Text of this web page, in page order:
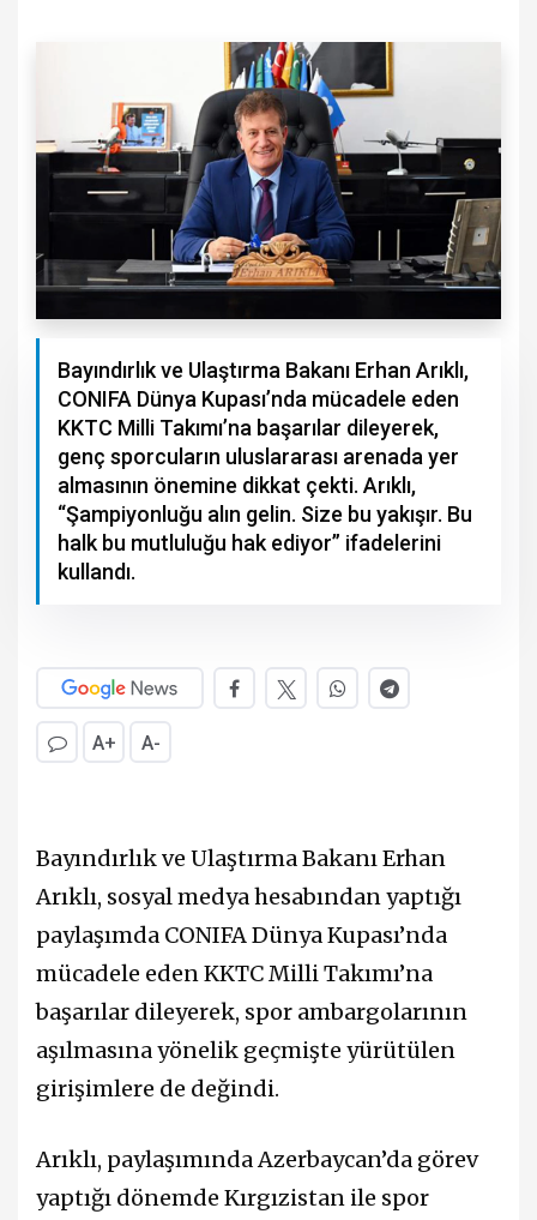
Bayındırlık ve Ulaştırma Bakanı Erhan Arıklı,
CONIFA Dünya Kupası’nda mücadele eden
KKTC Milli Takımı’na başarılar dileyerek,
genç sporcuların uluslararası arenada yer
almasının önemine dikkat çekti. Arıklı,
“Şampiyonluğu alın gelin. Size bu yakışır. Bu
halk bu mutluluğu hak ediyor” ifadelerini
kullandı.
A+ A-
Bayındırlık ve Ulaştırma BakanıErhan
Arıklı, sosyal medya hesabından yaptığı
paylaşımda CONIFA Dünya Kupası’nda
mücadele eden KKTC Milli Takımı’na
başarılar dileyerek, spor ambargolarının
aşılmasına yönelik geçmişte yürütülen
girişimlere de değindi.
Arıklı, paylaşımında Azerbaycan’da görev
yaptığı dönemde Kırgızistan ile spor